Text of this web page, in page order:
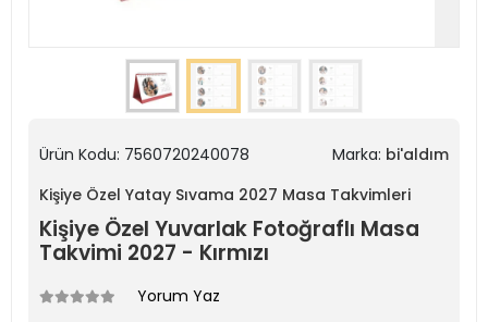
Ürün Kodu: 7560720240078 Marka: bi'aldım
Kişiye Özel Yatay Sıvama 2027 Masa Takvimleri
Kişiye Özel Yuvarlak Fotoğraflı Masa
Takvimi 2027 - Kırmızı
Yorum Yaz